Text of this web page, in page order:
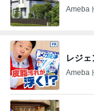
Ameba
レジェ
Ameba